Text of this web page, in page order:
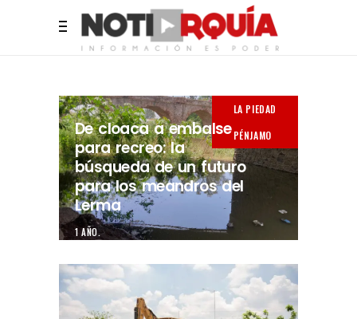
LA PIEDAD
PÉNJAMO
De cloaca a embalse
para recreo: la
búsqueda de un futuro
para los meandros del
Lerma
1 AÑO.